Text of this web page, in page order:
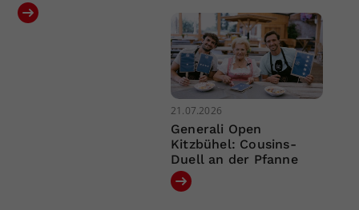
21.07.2026
Generali Open
Kitzbühel: Cousins-
Duell an der Pfanne